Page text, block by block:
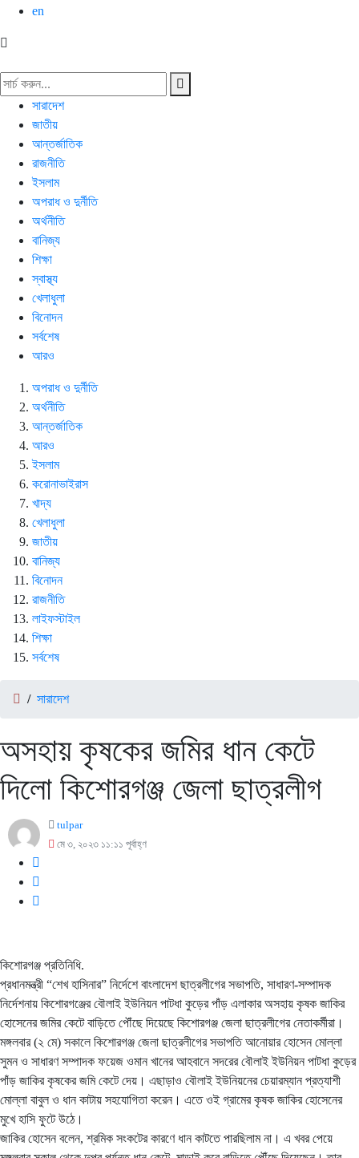
en
সারাদেশ
জাতীয়
আন্তর্জাতিক
রাজনীতি
ইসলাম
অপরাধ ও দুর্নীতি
অর্থনীতি
বানিজ্য
শিক্ষা
স্বাস্থ্য
খেলাধুলা
বিনোদন
সর্বশেষ
আরও
অপরাধ ও দুর্নীতি
অর্থনীতি
আন্তর্জাতিক
আরও
ইসলাম
করোনাভাইরাস
খাদ্য
খেলাধুলা
জাতীয়
বানিজ্য
বিনোদন
রাজনীতি
লাইফস্টাইল
শিক্ষা
সর্বশেষ
/ সারাদেশ
অসহায় কৃষকের জমির ধান কেটে
দিলো কিশোরগঞ্জ জেলা ছাত্রলীগ
tulpar
মে ৩, ২০২৩ ১১:১১ পূর্বাহ্ণ
কিশোরগঞ্জ প্রতিনিধি.
প্রধানমন্ত্রী “শেখ হাসিনার” নির্দেশে বাংলাদেশ ছাত্রলীগের সভাপতি, সাধারণ-সম্পাদক
নির্দেশনায় কিশোরগঞ্জের বৌলাই ইউনিয়ন পাটধা কুড়ের পাঁড় এলাকার অসহায় কৃষক জাকির
হোসেনের জমির কেটে বাড়িতে পৌঁছে দিয়েছে কিশোরগঞ্জ জেলা ছাত্রলীগের নেতাকর্মীরা।
মঙ্গলবার (২ মে) সকালে কিশোরগঞ্জ জেলা ছাত্রলীগের সভাপতি আনোয়ার হোসেন মোল্লা
সুমন ও সাধারণ সম্পাদক ফয়েজ ওমান খানের আহবানে সদরের বৌলাই ইউনিয়ন পাটধা কুড়ের
পাঁড় জাকির কৃষকের জমি কেটে দেয়। এছাড়াও বৌলাই ইউনিয়নের চেয়ারম্যান প্রত্যাশী
মোল্লা বাবুল ও ধান কাটায় সহযোগিতা করেন। এতে ওই গ্রামের কৃষক জাকির হোসেনের
মুখে হাসি ফুটে উঠে।
জাকির হোসেন বলেন, শ্রমিক সংকটের কারণে ধান কাটতে পারছিলাম না। এ খবর পেয়ে